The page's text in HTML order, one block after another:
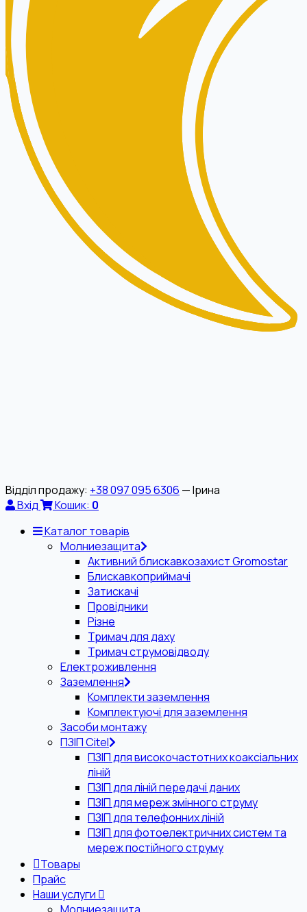
Відділ продажу: +38 097 095 6306 — Ірина
Вхід
Кошик: 0
Каталог товарів
Молниезащита
Активний блискавкозахист Gromostar
Блискавкоприймачі
Затискачі
Провідники
Різне
Тримач для даху
Тримач струмовідводу
Електроживлення
Заземлення
Комплекти заземлення
Комплектуючі для заземлення
Засоби монтажу
ПЗІП Citel
ПЗІП для високочастотних коаксіальних
ліній
ПЗІП для ліній передачі даних
ПЗІП для мереж змінного струму
ПЗІП для телефонних ліній
ПЗІП для фотоелектричних систем та
мереж постійного струму
Товары
Прайс
Наши услуги